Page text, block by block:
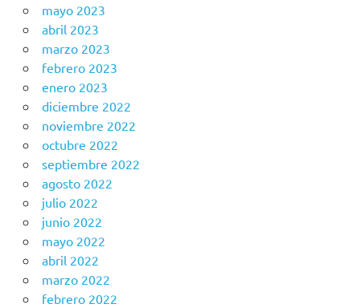
mayo 2023
abril 2023
marzo 2023
febrero 2023
enero 2023
diciembre 2022
noviembre 2022
octubre 2022
septiembre 2022
agosto 2022
julio 2022
junio 2022
mayo 2022
abril 2022
marzo 2022
febrero 2022